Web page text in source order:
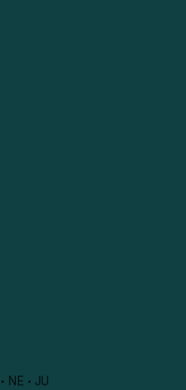
· NE · JU